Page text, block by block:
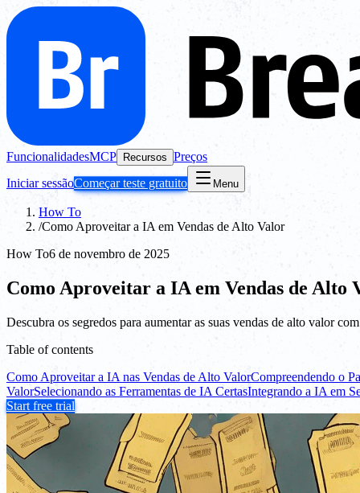
FuncionalidadesMCP Recursos Preços
Iniciar sessãoComeçar teste gratuito Menu
How To
/Como Aproveitar a IA em Vendas de Alto Valor
How To6 de novembro de 2025
Como Aproveitar a IA em Vendas de Alto
Descubra os segredos para aumentar as suas vendas de alto valor
Table of contents
Como Aproveitar a IA nas Vendas de Alto ValorCompreendendo o
ValorSelecionando as Ferramentas de IA CertasIntegrando a IA em
Start free trial